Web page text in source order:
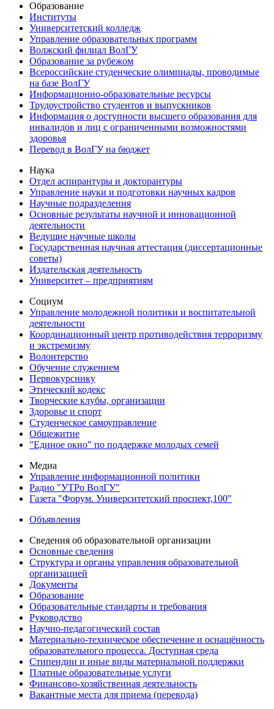
Образование
Институты
Университетский колледж
Управление образовательных программ
Волжский филиал ВолГУ
Образование за рубежом
Всероссийские студенческие олимпиады, проводимые
на базе ВолГУ
Информационно-образовательные ресурсы
Трудоустройство студентов и выпускников
Информация о доступности высшего образования для
инвалидов и лиц с ограниченными возможностями
здоровья
Перевод в ВолГУ на бюджет
Наука
Отдел аспирантуры и докторантуры
Управление науки и подготовки научных кадров
Научные подразделения
Основные результаты научной и инновационной
деятельности
Ведущие научные школы
Государственная научная аттестация (диссертационные
советы)
Издательская деятельность
Университет – предприятиям
Социум
Управление молодежной политики и воспитательной
деятельности
Координационный центр противодействия терроризму
и экстремизму
Волонтерство
Обучение служением
Первокурснику
Этический кодекс
Творческие клубы, организации
Здоровье и спорт
Студенческое самоуправление
Общежитие
"Единое окно" по поддержке молодых семей
Медиа
Управление информационной политики
Радио "УТРо ВолГУ"
Газета "Форум. Университетский проспект,100"
Объявления
Сведения об образовательной организации
Основные сведения
Структура и органы управления образовательной
организацией
Документы
Образование
Образовательные стандарты и требования
Руководство
Научно-педагогический состав
Материально-техническое обеспечение и оснащённость
образовательного процесса. Доступная среда
Стипендии и иные виды материальной поддержки
Платные образовательные услуги
Финансово-хозяйственная деятельность
Вакантные места для приема (перевода)